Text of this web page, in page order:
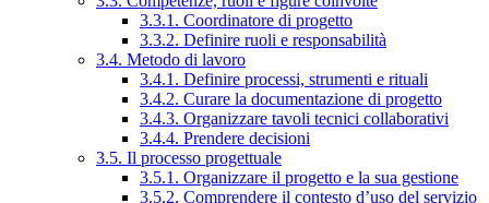
3.3.1. Coordinatore di progetto
3.3.2. Definire ruoli e responsabilità
3.4. Metodo di lavoro
3.4.1. Definire processi, strumenti e rituali
3.4.2. Curare la documentazione di progetto
3.4.3. Organizzare tavoli tecnici collaborativi
3.4.4. Prendere decisioni
3.5. Il processo progettuale
3.5.1. Organizzare il progetto e la sua gestione
3.5.2. Comprendere il contesto d’uso del servizio